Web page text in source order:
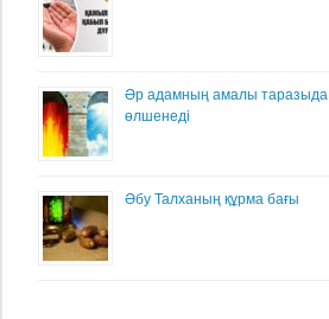
Әр адамның амалы таразыда
өлшенеді
Әбу Талханың құрма бағы